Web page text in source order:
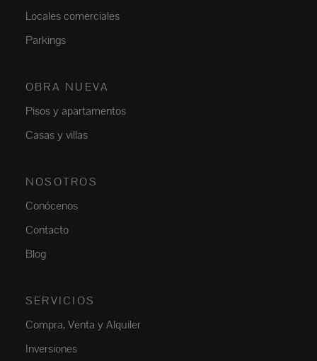
Locales comerciales
Parkings
OBRA NUEVA
Pisos y apartamentos
Casas y villas
NOSOTROS
Conócenos
Contacto
Blog
SERVICIOS
Compra, Venta y Alquiler
Inversiones